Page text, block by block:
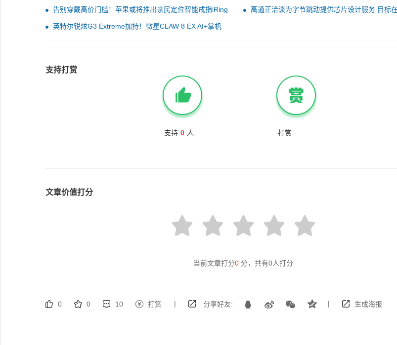
澜号”出港
元：全新PinSafe设计避免装机划伤
告别穿戴高价门槛！苹果或将推出亲民定位智能戒指iRing
高通正洽谈为字节跳动提供芯片设计服务 目标
英特尔锐炫G3 Extreme加持！微星CLAW 8 EX AI+掌机
支持打赏
支持 0 人 打赏
文章价值打分
当前文章打分0 分，共有0人打分
0 0 10 打赏 | 分享好友: | 生成海报